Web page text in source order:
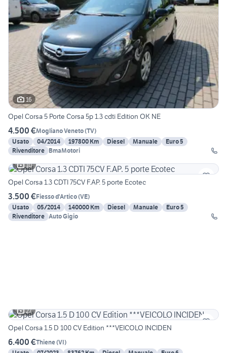
16
Opel Corsa 5 Porte Corsa 5p 1.3 cdti Edition OK NE
4.500 €Mogliano Veneto(TV)
Usato
04/2014 197800 Km Diesel Manuale
Euro 5
Rivenditore BmaMotori
10
Opel Corsa 1.3 CDTI 75CV F.AP. 5 porte Ecotec
3.500 €Fiesso d'Artico(VE)
Usato
05/2014 140000 Km Diesel Manuale
Euro 5
Rivenditore Auto Gigio
27
Opel Corsa 1.5 D 100 CV Edition ***VEICOLO INCIDEN
6.400 €Thiene(VI)